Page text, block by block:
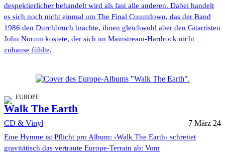
despektierlicher behandelt wird als fast alle anderen. Dabei handelt
es sich noch nicht einmal um The Final Countdown, das der Band
1986 den Durchbruch brachte, ihnen gleichwohl aber den Gitarristen
John Norum kostete, der sich im Mainstream-Hardrock nicht
zuhause fühlte.
EUROPE
Walk The Earth
CD & Vinyl 7 März 24
Eine Hymne ist Pflicht pro Album: ›Walk The Earth‹ schreitet
gravitätisch das vertraute Europe-Terrain ab: Vom